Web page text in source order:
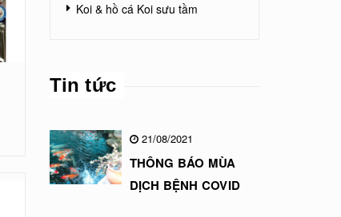
Koi & hồ cá Koi sưu tầm
Tin tức
21/08/2021
THÔNG BÁO MÙA
DỊCH BỆNH COVID